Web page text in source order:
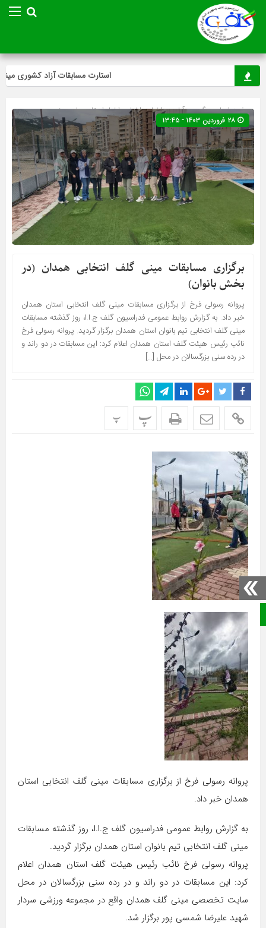
صفحه نخست
استارت مسابقات آزاد کشوری
صفحه اصلی» گروه »آخرین اخبار»اخبار»اخبار استان ها»مینی
گلف
برگزاری مسابقات مینی گلف انتخابی همدان (در
بخش بانوان)
پروانه رسولی فرخ از برگزاری مسابقات مینی گلف انتخابی استان همدان
خبر داد. به گزارش روابط عمومی فدراسیون گلف ج.ا.ا، روز گذشته مسابقات
مینی گلف انتخابی تیم بانوان استان همدان برگزار گردید. پروانه رسولی فرخ
نائب رئیس هیئت گلف استان همدان اعلام کرد: این مسابقات در دو راند و
در رده سنی بزرگسالان در محل […]
پ پ
پروانه رسولی فرخ از برگزاری مسابقات مینی گلف انتخابی استان
همدان خبر داد.
به گزارش روابط عمومی فدراسیون گلف ج.ا.ا، روز گذشته مسابقات
مینی گلف انتخابی تیم بانوان استان همدان برگزار گردید.
پروانه رسولی فرخ نائب رئیس هیئت گلف استان همدان اعلام
کرد: این مسابقات در دو راند و در رده سنی بزرگسالان در محل
سایت تخصصی مینی گلف همدان واقع در مجموعه ورزشی سردار
شهید علیرضا شمسی پور برگزار شد. ‌